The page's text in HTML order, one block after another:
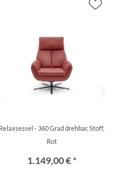
Relaxsessel - 360 Grad drehbar, Stoff,
Rot
1.149,00 € *